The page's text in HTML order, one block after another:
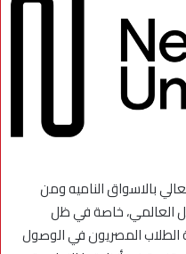
بالاسواق الناميه ومن
العالمي، خاصة في ظل
الطلاب المصريون في الوصول